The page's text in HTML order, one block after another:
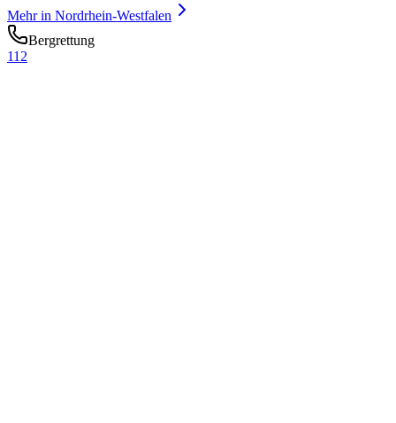
Mehr in Nordrhein-Westfalen
Bergrettung
112